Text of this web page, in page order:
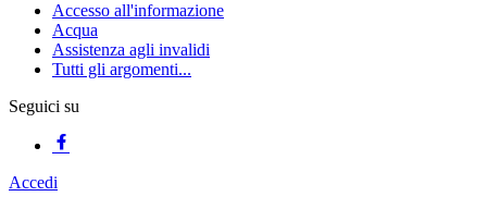
Accesso all'informazione
Acqua
Assistenza agli invalidi
Tutti gli argomenti...
Seguici su
Accedi